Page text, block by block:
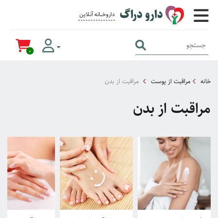
دارو دراگ داروخــــانه آنــلاین برای همــه
0
خانه مراقبت از پوست مراقبت از بدن
مراقبت از بدن